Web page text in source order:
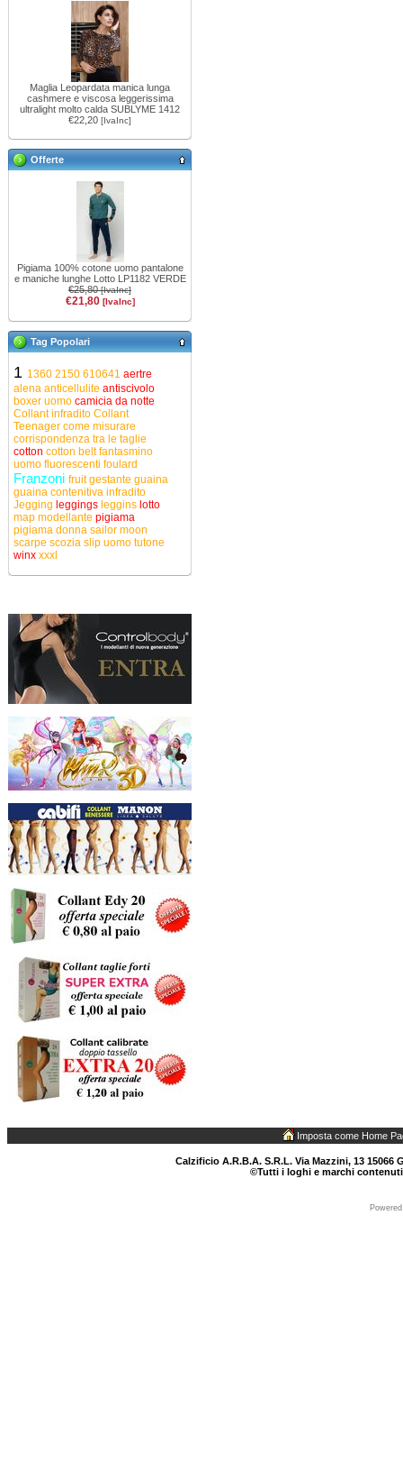
Maglia Leopardata manica lunga
cashmere e viscosa leggerissima
ultralight molto calda SUBLYME 1412
€22,20 [IvaInc]
Offerte
Pigiama 100% cotone uomo pantalone
e maniche lunghe Lotto LP1182 VERDE
€25,80[IvaInc]
€21,80 [IvaInc]
Tag Popolari
1 1360 2150 610641 aertre
alena anticellulite antiscivolo
boxer uomo camicia da notte
Collant infradito Collant
Teenager come misurare
corrispondenza tra le taglie
cotton cotton beltfantasmino
uomo fluorescenti foulard
Franzoni fruitgestante guaina
guaina contenitiva infradito
Jegging leggings leggins lotto
map modellante pigiama
pigiama donna sailor moon
scarpe scozia slip uomo tutone
winx xxxl
Imposta come Home
Calzificio A.R.B.A. S.R.L. Via Mazzini, 13 15066
©Tutti i loghi e marchi